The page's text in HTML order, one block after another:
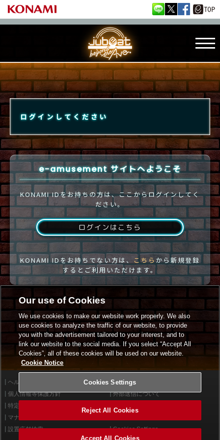
ログインしてください
e-amusement サイトへようこそ
KONAMI IDをお持ちの方は、ここからログインしてく
ださい。
ログインはこちら
KONAMI IDをお持ちでない方は、 こちらから新規登録
するとご利用いただけます。
ヘルプ
利用規約
個人情報等保護方針
外部送信について
特定商取引法に基づく表示
マナー＆ルール
設置店舗検索
Cookies Settings
Our use of Cookies
We use cookies to make our website work properly. We also
use cookies to analyze the traffic of our website, to provide
you with the advertisement tailored to your interest, and to
link our website to the social media. If you select “Accept All
Cookies”, all of these cookies will be used on our website.
Cookie Notice
Cookies Settings
Reject All Cookies
Accept All Cookies